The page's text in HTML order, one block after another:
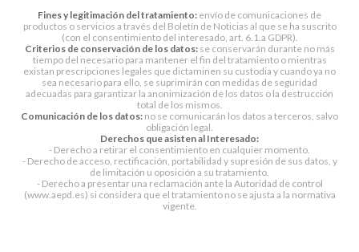
Fines y legitimación del tratamiento: envío de comunicaciones de
productos o servicios a través del Boletín de Noticias al que se ha suscrito
(con el consentimiento del interesado, art. 6.1.a GDPR).
Criterios de conservación de los datos:se conservarán durante no más
tiempo del necesario para mantener el fin del tratamiento o mientras
existan prescripciones legales que dictaminen su custodia y cuando ya no
sea necesario para ello, se suprimirán con medidas de seguridad
adecuadas para garantizar la anonimización de los datos o la destrucción
total de los mismos.
Comunicación de los datos: no se comunicarán los datos a terceros, salvo
obligación legal.
Derechos que asisten al Interesado:
- Derecho a retirar el consentimiento en cualquier momento.
- Derecho de acceso, rectificación, portabilidad y supresión de sus datos, y
de limitación u oposición a su tratamiento.
- Derecho a presentar una reclamación ante la Autoridad de control
(www.aepd.es) si considera que el tratamiento no se ajusta a la normativa
vigente.